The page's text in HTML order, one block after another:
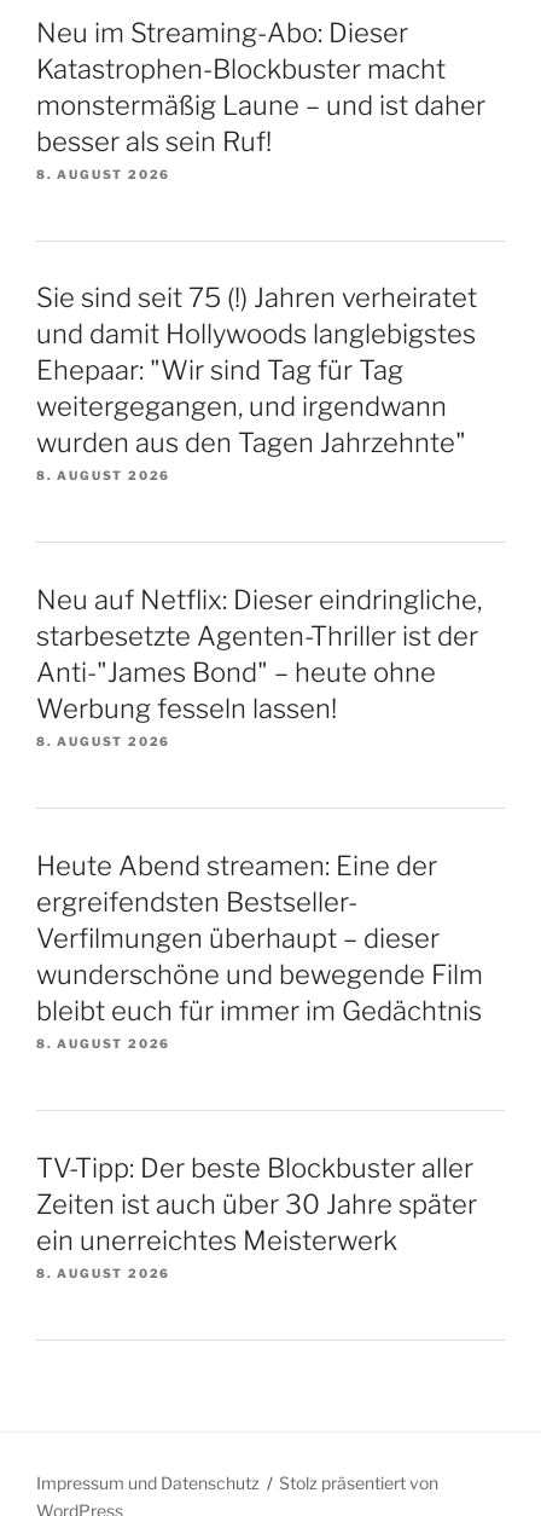
Neu im Streaming-Abo: Dieser
Katastrophen-Blockbuster macht
monstermäßig Laune – und ist daher
besser als sein Ruf!
8. AUGUST 2026
Sie sind seit 75 (!) Jahren verheiratet
und damit Hollywoods langlebigstes
Ehepaar: "Wir sind Tag für Tag
weitergegangen, und irgendwann
wurden aus den Tagen Jahrzehnte"
8. AUGUST 2026
Neu auf Netflix: Dieser eindringliche,
starbesetzte Agenten-Thriller ist der
Anti-"James Bond" – heute ohne
Werbung fesseln lassen!
8. AUGUST 2026
Heute Abend streamen: Eine der
ergreifendsten Bestseller-
Verfilmungen überhaupt – dieser
wunderschöne und bewegende Film
bleibt euch für immer im Gedächtnis
8. AUGUST 2026
TV-Tipp: Der beste Blockbuster aller
Zeiten ist auch über 30 Jahre später
ein unerreichtes Meisterwerk
8. AUGUST 2026
Impressum und Datenschutz
Stolz präsentiert von
WordPress